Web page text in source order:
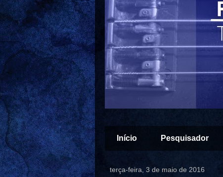
Início Pesquisador
terça-feira, 3 de maio de 2016